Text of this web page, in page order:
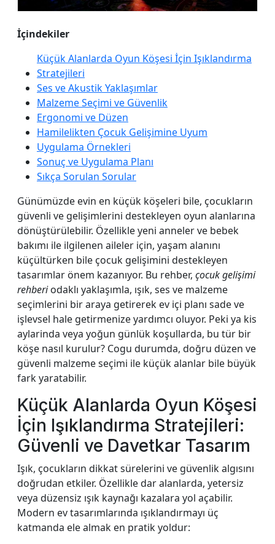
İçindekiler
Küçük Alanlarda Oyun Köşesi İçin Işıklandırma
Stratejileri
Ses ve Akustik Yaklaşımlar
Malzeme Seçimi ve Güvenlik
Ergonomi ve Düzen
Hamilelikten Çocuk Gelişimine Uyum
Uygulama Örnekleri
Sonuç ve Uygulama Planı
Sıkça Sorulan Sorular
Günümüzde evin en küçük köşeleri bile, çocukların
güvenli ve gelişimlerini destekleyen oyun alanlarına
dönüştürülebilir. Özellikle yeni anneler ve bebek
bakımı ile ilgilenen aileler için, yaşam alanını
küçültürken bile çocuk gelişimini destekleyen
tasarımlar önem kazanıyor. Bu rehber, çocuk gelişimi
rehberiodaklı yaklaşımla, ışık, ses ve malzeme
seçimlerini bir araya getirerek ev içi planı sade ve
işlevsel hale getirmenize yardımcı oluyor. Peki ya kis
aylarinda veya yoğun günlük koşullarda, bu tür bir
köşe nasıl kurulur? Cogu durumda, doğru düzen ve
güvenli malzeme seçimi ile küçük alanlar bile büyük
fark yaratabilir.
Küçük Alanlarda Oyun Köşesi
İçin Işıklandırma Stratejileri:
Güvenli ve Davetkar Tasarım
Işık, çocukların dikkat sürelerini ve güvenlik algısını
doğrudan etkiler. Özellikle dar alanlarda, yetersiz
veya düzensiz ışık kaynağı kazalara yol açabilir.
Modern ev tasarımlarında ışıklandırmayı üç
katmanda ele almak en pratik yoldur: